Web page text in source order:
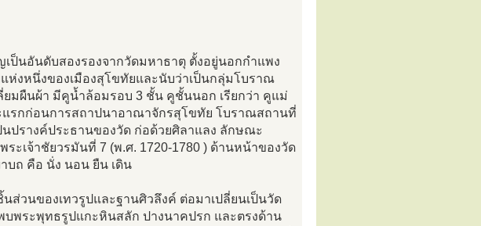
ป็นอันดับสองรองจากวัดมหาธาตุ ตั้งอยู่นอกกำแพง
งหนึ่งของเมืองสุโขทัยและนับว่าเป็นกลุ่มโบราณ
ยมผืนผ้า มีคูน้ำล้อมรอบ 3 ชั้น คูชั้นนอก เรียกว่า คูแม่
รกก่อนการสถาปนาอาณาจักรสุโขทัย โบราณสถานที่
ปรางค์ประธานของวัด ก่อด้วยศิลาแลง ลักษณะ
ะเจ้าชัยวรมันที่ 7 (พ.ศ. 1720-1780 ) ด้านหน้าของวัด
บถ คือ นั่ง นอน ยืน เดิน
ส่วนของเทวรูปและฐานศิวลึงค์ ต่อมาเปลี่ยนเป็นวัด
พระพุทธรูปแกะหินสลัก ปางนาคปรก และตรงด้าน